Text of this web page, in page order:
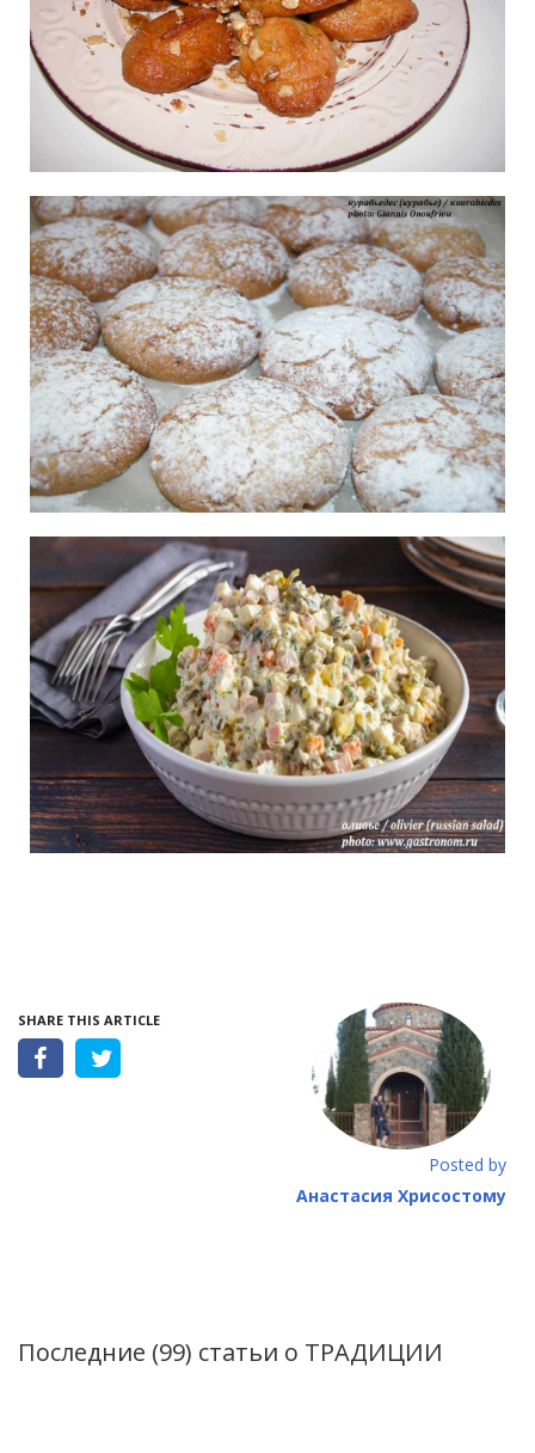
SHARE THIS ARTICLE
Posted by
Анастасия Хрисостому
Последние (99) статьи о ТРАДИЦИИ